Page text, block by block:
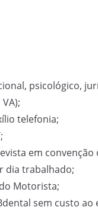
psicológico,
telefonia;
em convenção
dia trabalhado;
Motorista;
sem custo ao